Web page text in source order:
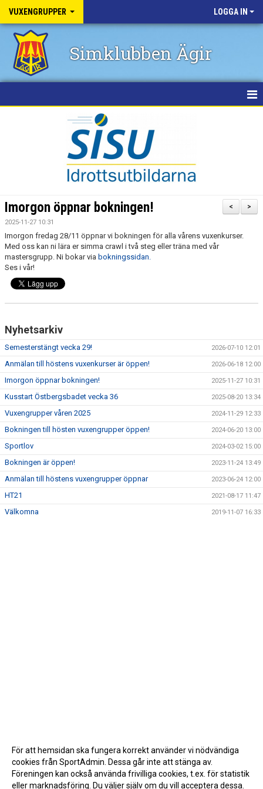
VUXENGRUPPER LOGGA IN
Simklubben Ägir
KALENDER
KONTAKT
>
<
Imorgon öppnar bokningen!
2025-11-27 10:31
Imorgon fredag 28/11 öppnar vi bokningen för alla vårens vuxenkurser.
Med oss kan ni lära er simma crawl i två steg eller träna med vår
mastersgrupp. Ni bokar via bokningssidan.
Ses i vår!
Nyhetsarkiv
Semesterstängt vecka 29! 2026-07-10 12:01
Anmälan till höstens vuxenkurser är öppen! 2026-06-18 12:00
Imorgon öppnar bokningen! 2025-11-27 10:31
Kusstart Östbergsbadet vecka 36 2025-08-20 13:34
Vuxengrupper våren 2025 2024-11-29 12:33
Bokningen till hösten vuxengrupper öppen! 2024-06-20 13:00
Sportlov 2024-03-02 15:00
Bokningen är öppen! 2023-11-24 13:49
Anmälan till höstens vuxengrupper öppnar 2023-06-24 12:00
HT21 2021-08-17 11:47
Välkomna 2019-11-07 16:33
För att hemsidan ska fungera korrekt använder vi nödvändiga
cookies från SportAdmin. Dessa går inte att stänga av.
Föreningen kan också använda frivilliga cookies, t.ex. för statistik
eller marknadsföring. Du väljer själv om du vill acceptera dessa.